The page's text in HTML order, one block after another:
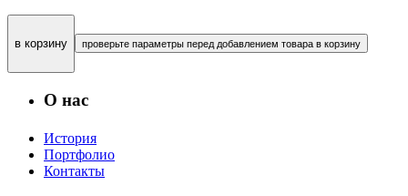
в корзину проверьте параметры перед добавлением товара в корзину
О нас
История
Портфолио
Контакты